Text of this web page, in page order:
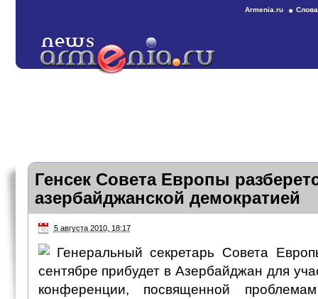
Armenia.ru
Генсек Совета Европы
азербайджанской демократией
5 августа 2010, 18:17
Генеральный секретарь Совета
сентябре прибудет в Азербайджан для
конференции, посвященной